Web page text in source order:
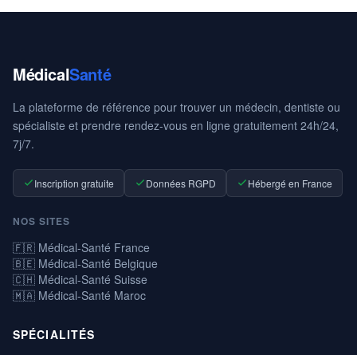
MédicalSanté
La plateforme de référence pour trouver un médecin, dentiste ou
spécialiste et prendre rendez-vous en ligne gratuitement 24h/24,
7j/7.
Inscription gratuite Données RGPD Hébergé en France
NOS SITES
🇫🇷 Médical-Santé France
🇧🇪 Médical-Santé Belgique
🇨🇭 Médical-Santé Suisse
🇲🇦 Médical-Santé Maroc
SPÉCIALITÉS